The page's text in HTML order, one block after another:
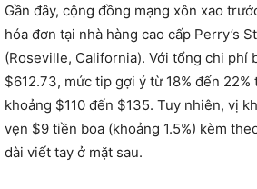
Gần đây, cộng đồng mạng xôn xao
hóa đơn tại nhà hàng cao cấp Perry’s
(Roseville, California). Với tổng chi phí
$612.73, mức tip gợi ý từ 18% đến 22%
khoảng $110 đến $135. Tuy nhiên, vị
vẹn $9 tiền boa (khoảng 1.5%) kèm
dài viết tay ở mặt sau.